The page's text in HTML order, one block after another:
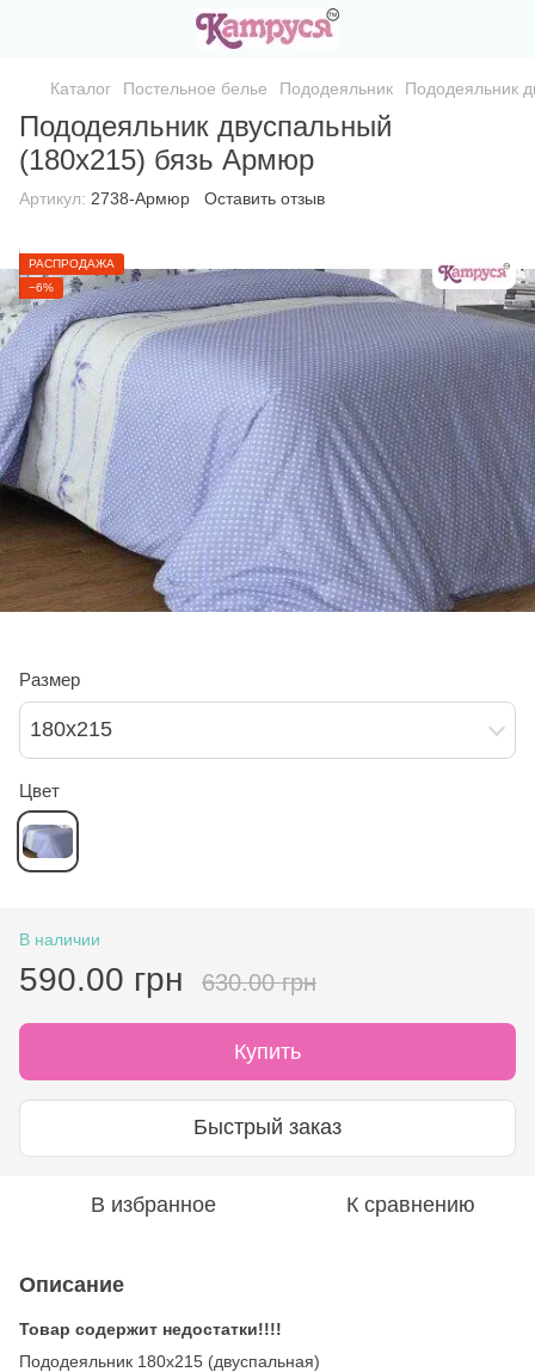
Каталог Постельное белье Пододеяльник Пододеяльник
Пододеяльник двуспальный
(180х215) бязь Армюр
Артикул: 2738-Армюр Оставить отзыв
РАСПРОДАЖА
−6%
Размер
180х215
Цвет
В наличии
590.00 грн 630.00 грн
Купить
Быстрый заказ
В избранное К сравнению
Описание
Товар содержит недостатки!!!!
Пододеяльник 180х215 (двуспальная)